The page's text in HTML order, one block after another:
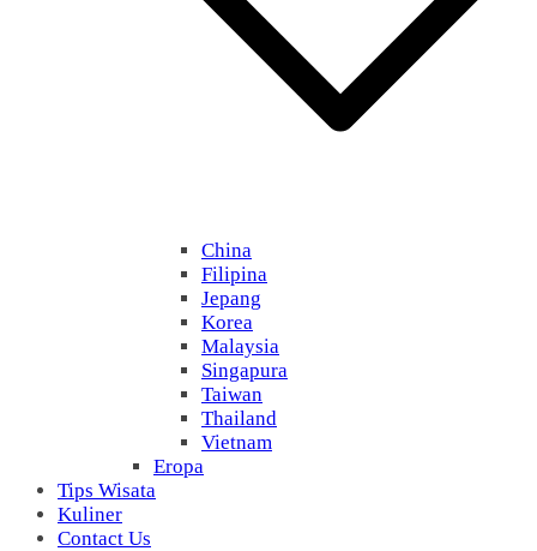
China
Filipina
Jepang
Korea
Malaysia
Singapura
Taiwan
Thailand
Vietnam
Eropa
Tips Wisata
Kuliner
Contact Us